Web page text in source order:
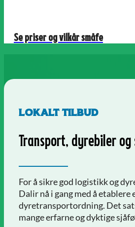
Se priser og vilkår småfe
LOKALT TILBUD
Transport, dyrebiler
For å sikre god logistikk og
Dalir nå i gang med å etablere
dyretransportordning. Det
mange erfarne og dyktige